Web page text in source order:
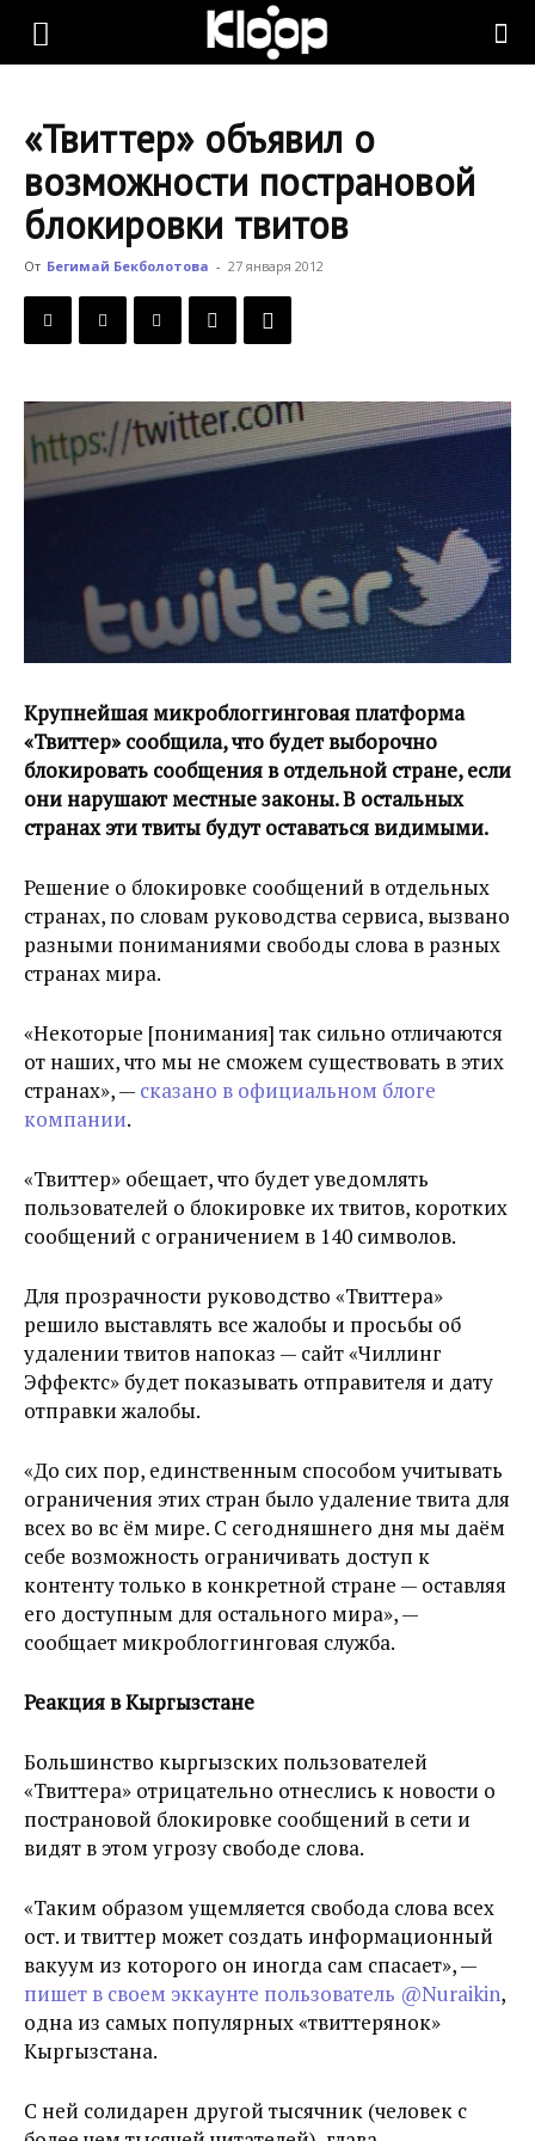
KLOOP.KG
Новости
Кыргызстана
«Твиттер» объявил о
возможности пострановой
блокировки твитов
От Бегимай Бекболотова - 27 января 2012
Крупнейшая микроблоггинговая платформа
«Твиттер» сообщила, что будет выборочно
блокировать сообщения в отдельной стране, если
они нарушают местные законы. В остальных
странах эти твиты будут оставаться видимыми.
Решение о блокировке сообщений в отдельных
странах, по словам руководства сервиса, вызвано
разными пониманиями свободы слова в разных
странах мира.
«Некоторые [понимания] так сильно отличаются
от наших, что мы не сможем существовать в этих
странах», — сказано в официальном блоге
компании.
«Твиттер» обещает, что будет уведомлять
пользователей о блокировке их твитов, коротких
сообщений с ограничением в 140 символов.
Для прозрачности руководство «Твиттера»
решило выставлять все жалобы и просьбы об
удалении твитов напоказ — сайт «Чиллинг
Эффектс» будет показывать отправителя и дату
отправки жалобы.
«До сих пор, единственным способом учитывать
ограничения этих стран было удаление твита для
всех во вс ём мире. С сегодняшнего дня мы даём
себе возможность ограничивать доступ к
контенту только в конкретной стране — оставляя
его доступным для остального мира», —
сообщает микроблоггинговая служба.
Реакция в Кыргызстане
Большинство кыргызских пользователей
«Твиттера» отрицательно отнеслись к новости о
пострановой блокировке сообщений в сети и
видят в этом угрозу свободе слова.
«Таким образом ущемляется свобода слова всех
ост. и твиттер может создать информационный
вакуум из которого он иногда сам спасает», —
пишет в своем эккаунте пользователь @Nuraikin,
одна из самых популярных «твиттерянок»
Кыргызстана.
С ней солидарен другой тысячник (человек с